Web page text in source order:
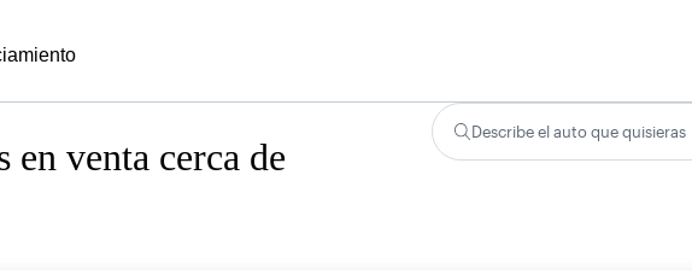
en venta cerca de
Describe el auto que quisieras